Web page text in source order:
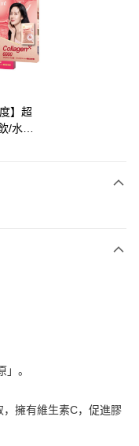
先享後付手機驗證視
定地址。
，APP會員則會收到
繳費通知簡訊或AFTEE
為 AFTEE 會員者方能享
可延長的天數所計算
費天數，但無法保證一定能
】超
/水光
推薦
。
擁有維生素C，促進膠